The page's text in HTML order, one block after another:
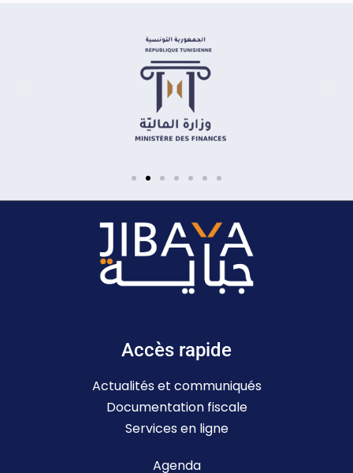
Accès rapide
Actualités et communiqués
Documentation fiscale
Services en ligne
Agenda